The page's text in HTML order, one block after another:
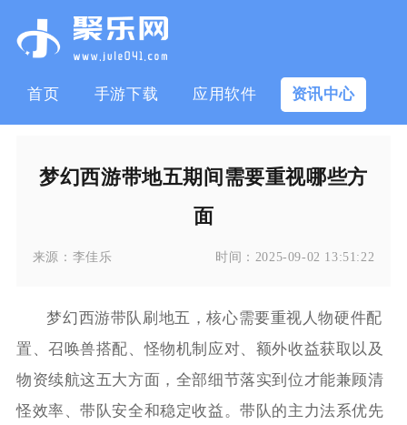
首页 手游下载 应用软件 资讯中心
梦幻西游带地五期间需要重视哪些方
面
来源： 李佳乐 时间： 2025-09-02 13:51:22
梦幻西游带队刷地五，核心需要重视人物硬件配
置、召唤兽搭配、怪物机制应对、额外收益获取以及
物资续航这五大方面，全部细节落实到位才能兼顾清
怪效率、带队安全和稳定收益。带队的主力法系优先